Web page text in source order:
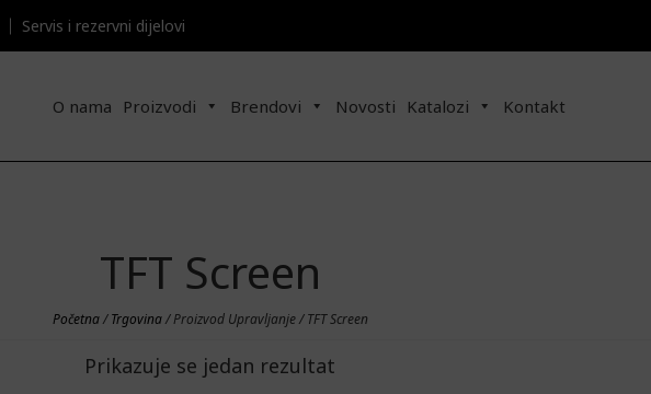
Servis i rezervni dijelovi​​
O nama Proizvodi Brendovi Novosti Katalozi Kontakt
TFT Screen
Početna/Trgovina/ Proizvod Upravljanje / TFT Screen
Prikazuje se jedan rezultat